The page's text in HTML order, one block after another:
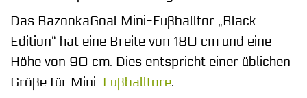
Das BazookaGoal Mini-Fußballtor „Black
Edition“ hat eine Breite von 180 cm und eine
Höhe von 90 cm. Dies entspricht einer üblichen
Größe für Mini-Fußballtore.